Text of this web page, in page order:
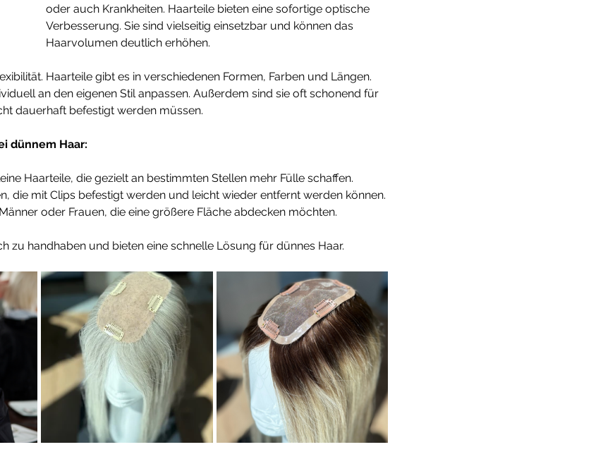
oder auch Krankheiten. Haarteile bieten eine sofortige optische
Verbesserung. Sie sind vielseitig einsetzbar und können das
Haarvolumen deutlich erhöhen.
Haarteile gibt es in verschiedenen Formen, Farben und Längen.
an den eigenen Stil anpassen. Außerdem sind sie oft schonend für
dauerhaft befestigt werden müssen.
dünnem Haar:
Haarteile, die gezielt an bestimmten Stellen mehr Fülle schaffen.
die mit Clips befestigt werden und leicht wieder entfernt werden können.
oder Frauen, die eine größere Fläche abdecken möchten.
zu handhaben und bieten eine schnelle Lösung für dünnes Haar.